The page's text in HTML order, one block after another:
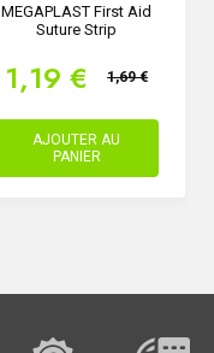
MEGAPLAST First Aid
Suture Strip
1,19 € 1,69 €
AJOUTER AU
PANIER